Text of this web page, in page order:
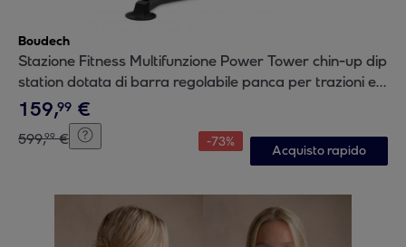
Boudech
Stazione Fitness Multifunzione Power Tower chin-up dip
station dotata di barra regolabile panca per trazioni e
addominali
159,99 €
599,99 € -73%
Acquisto rapido